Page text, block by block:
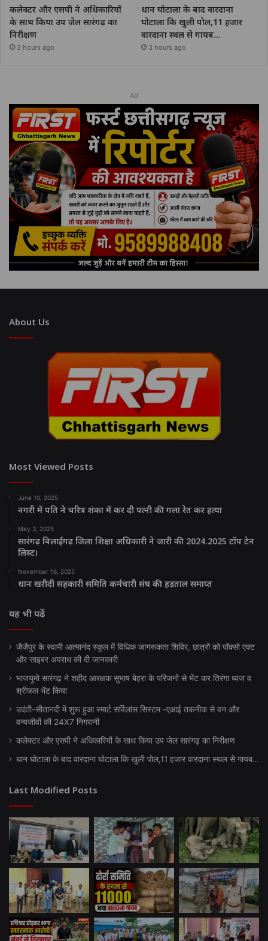
कलेक्टर और एसपी ने अधिकारियों
के साथ किया उप जेल सारंगढ़ का
निरीक्षण
3 hours ago
धान घोटाला के बाद वारदाना
घोटाला कि खुली पोल,11 हजार
वारदाना स्थल से गायब…
3 hours ago
Ad
About Us
Most Viewed Posts
June 10, 2025
नगरी में पति ने चरित्र शंका में कर दी पत्नी की गला रेत कर हत्या
May 3, 2025
सारंगढ़ बिलाईगढ़ जिला शिक्षा अधिकारी ने जारी की 2024.2025 टॉप टेन
लिस्ट।
November 16, 2025
धान खरीदी सहकारी समिति कर्मचारी संघ की हड़ताल समाप्त
यह भी पढ़ें
जैजैपुर के स्वामी आत्मानंद स्कूल में विधिक जागरूकता शिविर, छात्रों को पॉक्सो एक्ट
और साइबर अपराध की दी जानकारी
भाजयुमो सारंगढ़ ने शहीद आरक्षक सुभाष बेहरा के परिजनों से भेंट कर तिरंगा ध्वज व
श्रीफल भेंट किया
उदंती-सीतानदी में शुरू हुआ स्मार्ट सर्विलांस सिस्टम -एआई तकनीक से वन और
वन्यजीवों की 24X7 निगरानी
कलेक्टर और एसपी ने अधिकारियों के साथ किया उप जेल सारंगढ़ का निरीक्षण
धान घोटाला के बाद वारदाना घोटाला कि खुली पोल,11 हजार वारदाना स्थल से गायब…
Last Modified Posts